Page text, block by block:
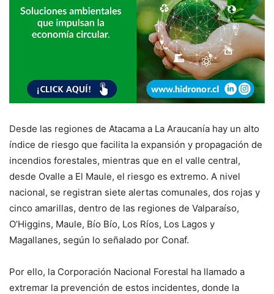
Desde las regiones de Atacama a La Araucanía hay un alto
índice de riesgo que facilita la expansión y propagación de
incendios forestales, mientras que en el valle central,
desde Ovalle a El Maule, el riesgo es extremo. A nivel
nacional, se registran siete alertas comunales, dos rojas y
cinco amarillas, dentro de las regiones de Valparaíso,
O’Higgins, Maule, Bío Bío, Los Ríos, Los Lagos y
Magallanes, según lo señalado por Conaf.
Por ello, la Corporación Nacional Forestal ha llamado a
extremar la prevención de estos incidentes, donde la